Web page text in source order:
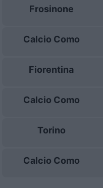
Frosinone
Calcio Como
Fiorentina
Calcio Como
Torino
Calcio Como